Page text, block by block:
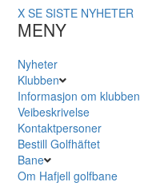
X SE SISTE NYHETER
MENY
Nyheter
Klubben
Informasjon om klubben
Veibeskrivelse
Kontaktpersoner
Bestill Golfhäftet
Bane
Om Hafjell golfbane